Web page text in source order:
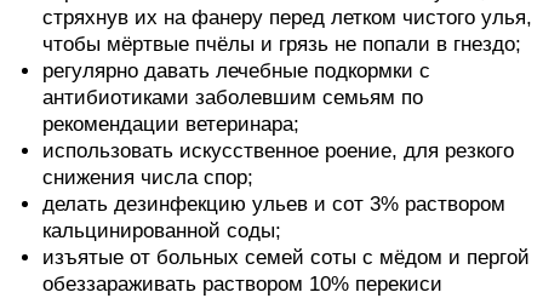
стряхнув их на фанеру перед летком чистого улья,
чтобы мёртвые пчёлы и грязь не попали в гнездо;
регулярно давать лечебные подкормки с
антибиотиками заболевшим семьям по
рекомендации ветеринара;
использовать искусственное роение, для резкого
снижения числа спор;
делать дезинфекцию ульев и сот 3% раствором
кальцинированной соды;
изъятые от больных семей соты с мёдом и пергой
обеззараживать раствором 10% перекиси